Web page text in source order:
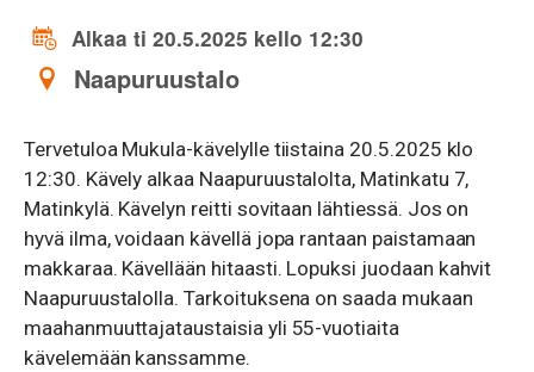
Alkaa ti 20.5.2025 kello 12:30
Naapuruustalo
Tervetuloa Mukula-kävelylle tiistaina 20.5.2025 klo
12:30. Kävely alkaa Naapuruustalolta, Matinkatu 7,
Matinkylä. Kävelyn reitti sovitaan lähtiessä. Jos on
hyvä ilma, voidaan kävellä jopa rantaan paistamaan
makkaraa. Kävellään hitaasti. Lopuksi juodaan kahvit
Naapuruustalolla. Tarkoituksena on saada mukaan
maahanmuuttajataustaisia yli 55-vuotiaita
kävelemään kanssamme.